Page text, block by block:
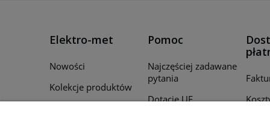
Elektro-met
Nowości
Kolekcje produktów
Pomoc
Najczęściej zadawane
pytania
Dotacje UE